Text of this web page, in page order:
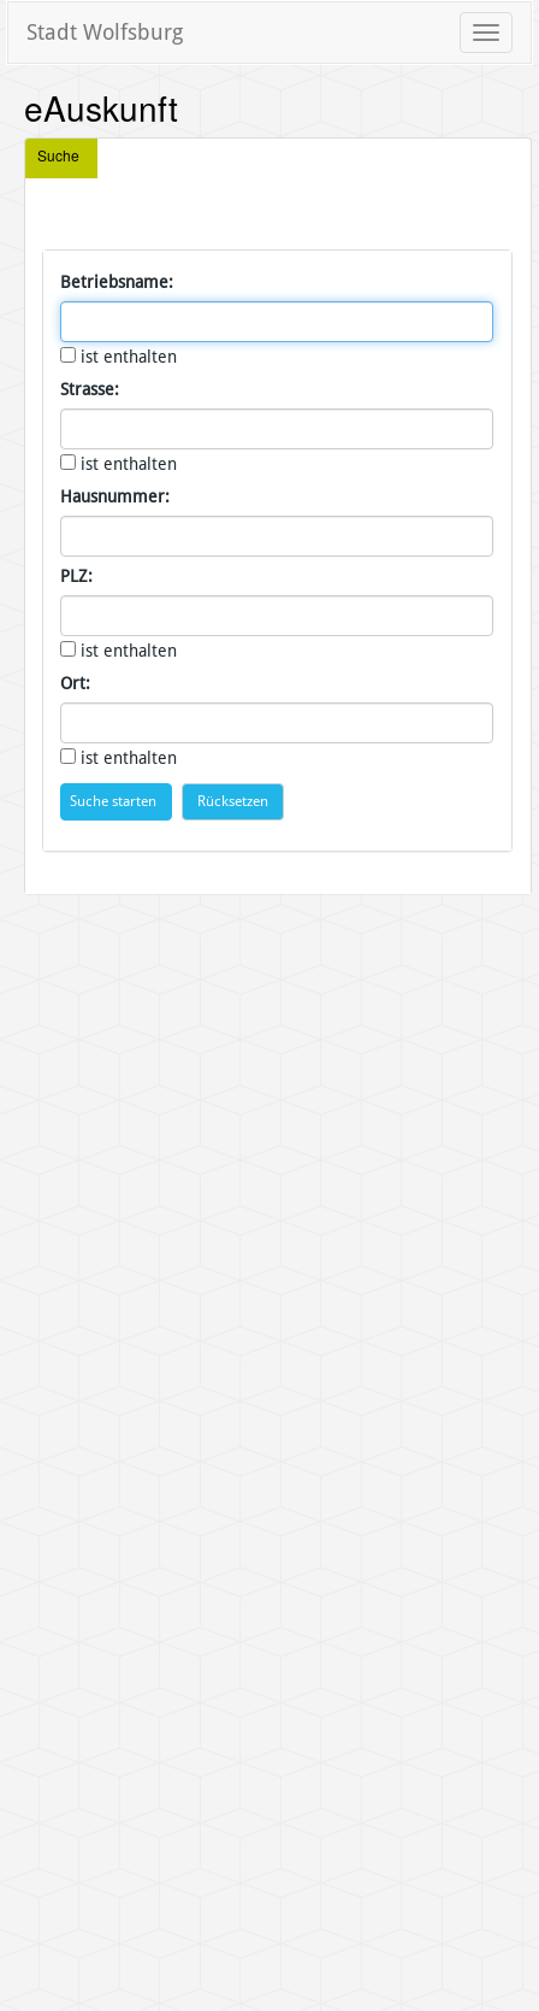
Toggle
Stadt Wolfsburg
eAuskunft
Suche
Betriebsname:
ist enthalten
Strasse:
ist enthalten
Hausnummer:
PLZ:
ist enthalten
Ort:
ist enthalten